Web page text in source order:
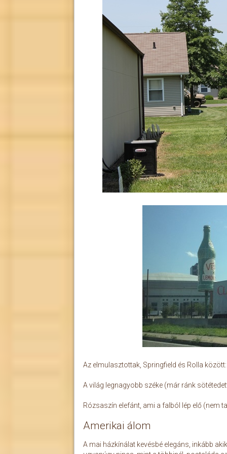
Az elmulasztottak, Springfield és Rolla között:
A világ legnagyobb széke (már ránk
Rózsaszín elefánt, ami a falból lép elő (nem
Amerikai álom
A mai házkínálat kevésbé elegáns, inkább